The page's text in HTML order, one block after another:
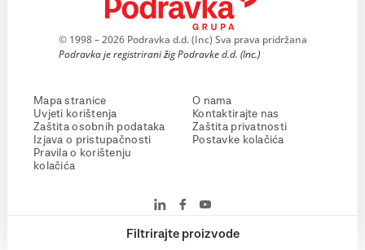
Filtrirajte proizvode
© 1998 – 2026 Podravka d.d. (Inc) Sva prava pridržana
Podravka je registrirani žig Podravke d.d. (Inc.)
Mapa stranice
Uvjeti korištenja
Zaštita osobnih podataka
Izjava o pristupačnosti
Pravila o korištenju
kolačića
O nama
Kontaktirajte nas
Zaštita privatnosti
Postavke kolačića